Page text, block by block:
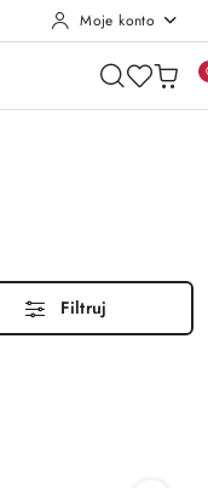
Moje konto
Filtruj